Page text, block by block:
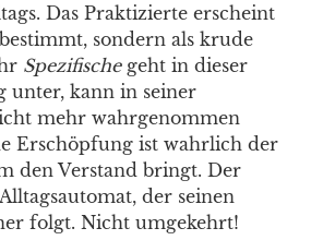
Das Praktizierte erscheint
sondern als krude
Spezifische geht in dieser
unter, kann in seiner
mehr wahrgenommen
Erschöpfung ist wahrlich der
den Verstand bringt. Der
der seinen
folgt. Nicht umgekehrt!